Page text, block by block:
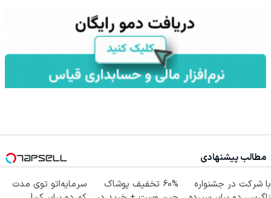
مطالب پیشنهادی
با شرکت در جشنواره
60% تخفیف پوشاک
سرمایه‌اتو توی مدت